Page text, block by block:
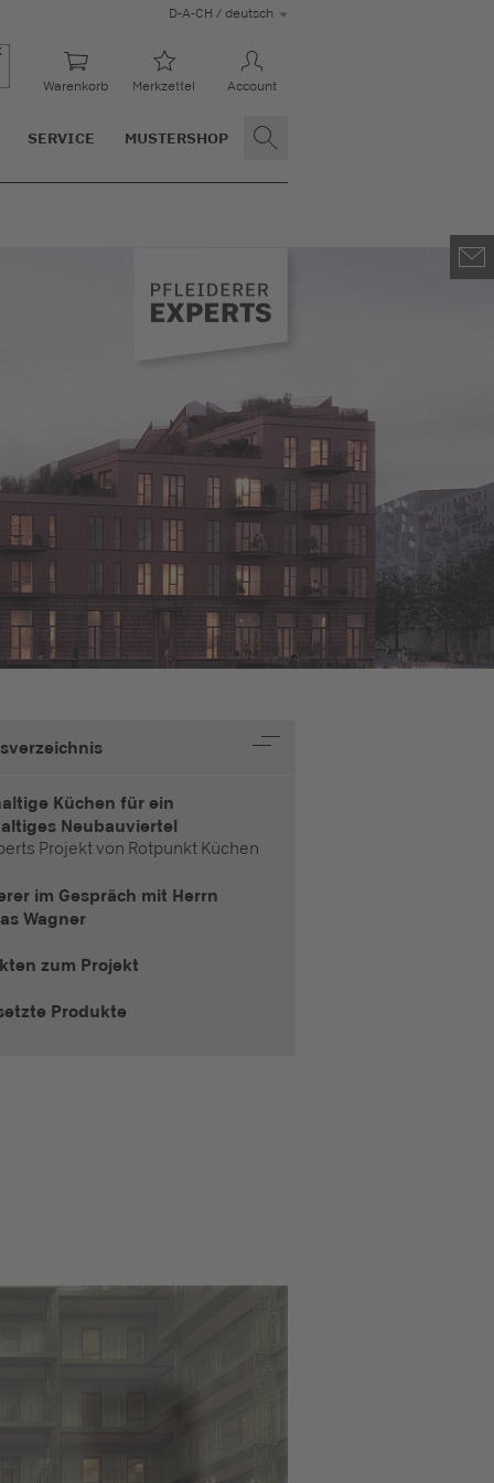
D-A-CH / deutsch
Warenkorb Merkzettel Account
SERVICE MUSTERSHOP
Küchen für ein
Neubauviertel
Projekt von Rotpunkt Küchen
im Gespräch mit Herrn
Wagner
zum Projekt
Produkte